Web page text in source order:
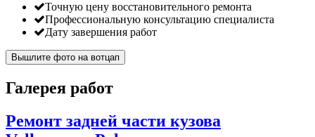
Точную цену восстановительного ремонта
Профессиональную консультацию специалиста
Дату завершения работ
Вышлите фото на вотцап
Галерея работ
Ремонт задней части кузова